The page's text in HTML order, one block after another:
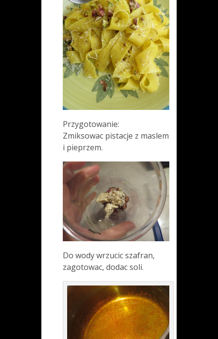
Przygotowanie:
Zmiksowac pistacje z maslem
i pieprzem.
Do wody wrzucic szafran,
zagotowac, dodac soli.